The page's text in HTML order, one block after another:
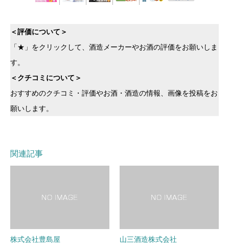
＜評価について＞
「★」をクリックして、酒造メーカーやお酒の評価をお願いしま
す。
＜クチコミについて＞
おすすめのクチコミ・評価やお酒・酒造の情報、画像を投稿をお
願いします。
関連記事
株式会社豊島屋 山三酒造株式会社